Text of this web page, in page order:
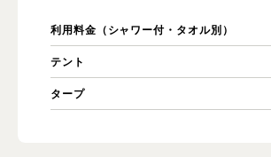
利用料金（シャワー付・タオル別）
テント
タープ